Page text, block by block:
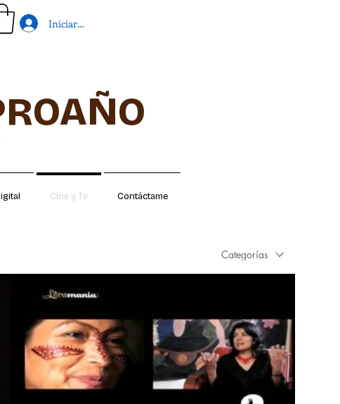
Iniciar sesión
Cine y Tv Contáctame
Categorías